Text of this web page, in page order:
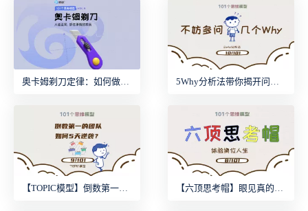
奥卡姆剃刀定律：如何做减法？ 5Why分析法带你揭开问题背后的真相！
【TOPIC模型】倒数第一团队如何用5天逆袭？ 【六顶思考帽】眼见真的为实吗？